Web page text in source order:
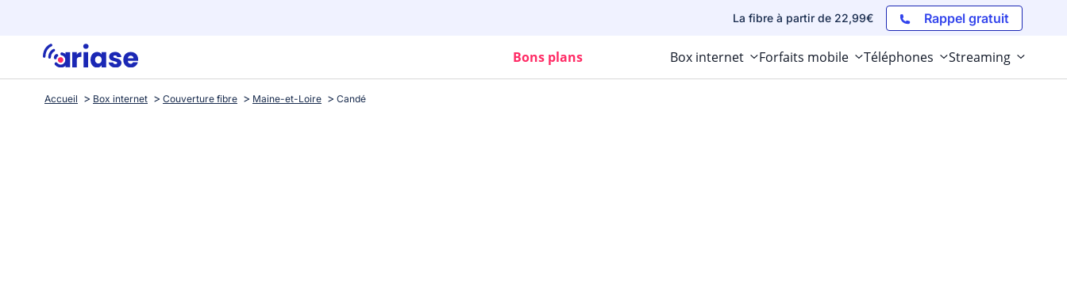
La fibre à partir de 22,99€ Rappel gratuit
Bons plans Box internet Forfaits mobile Téléphones Streaming
Accueil Box internet Couverture fibre Maine-et-Loire Candé